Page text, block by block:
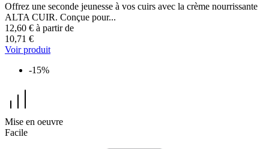
Offrez une seconde jeunesse à vos cuirs avec la crème nourrissante
ALTA CUIR. Conçue pour...
12,60 € à partir de
10,71 €
Voir produit
-15%
Mise en oeuvre
Facile